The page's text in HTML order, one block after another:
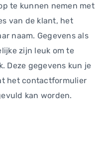
te kunnen nemen met
van de klant, het
naam. Gegevens als
zijn leuk om te
Deze gegevens kun je
het contactformulier
kan worden.